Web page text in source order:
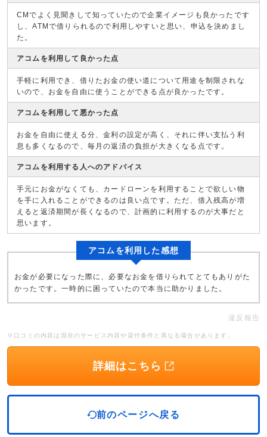
CMでよく見聞きして知っていたので企業イメージも良かったです
し、ATMで借りられるので利用しやすいと思い、申込を決めまし
た。
アコムを利用して良かった点
手軽に利用でき、借りたお金の使い道について用途を制限されな
いので、お金を自由に使うことができる点が良かったです。
アコムを利用して悪かった点
お金を自由に使える分、金利の設定が高く、それに伴い支払う利
息も多くなるので、毎月の返済の負担が大きくなる点です。
アコムを利用する人へのアドバイス
手元にお金がなくても、カードローンを利用することで欲しい物
を手に入れることができるのは良い点です。ただ、借入残高が増
えると返済期間が長くなるので、計画的に利用するのが大事だと
思います。
アコムを利用した感想
お金が必要になった際に、必要なお金を借りられてとてもありがた
かったです。一時的に困っていたので本当に助かりました。
違反報告
※口コミの内容は現在のサービス内容や貸付条件と異なる場合があります。
詳細はこちら
前のページへ戻る